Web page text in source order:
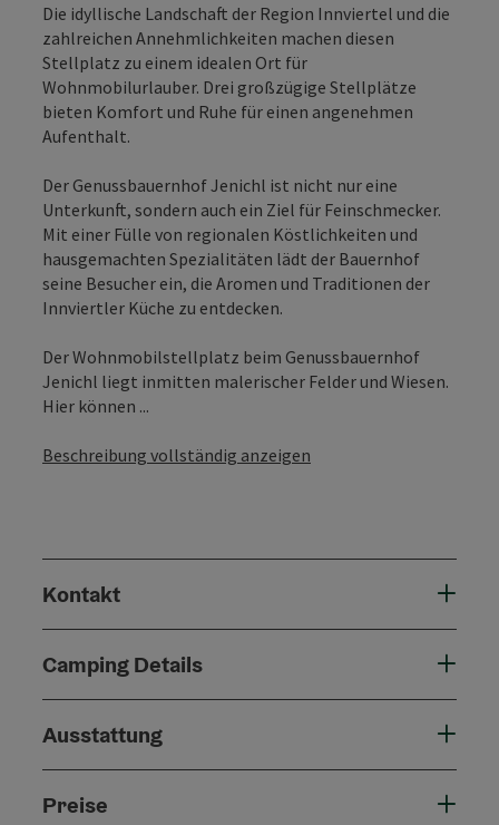
Die idyllische Landschaft der Region Innviertel und die
zahlreichen Annehmlichkeiten machen diesen
Stellplatz zu einem idealen Ort für
Wohnmobilurlauber. Drei großzügige Stellplätze
bieten Komfort und Ruhe für einen angenehmen
Aufenthalt.
Der Genussbauernhof Jenichl ist nicht nur eine
Unterkunft, sondern auch ein Ziel für Feinschmecker.
Mit einer Fülle von regionalen Köstlichkeiten und
hausgemachten Spezialitäten lädt der Bauernhof
seine Besucher ein, die Aromen und Traditionen der
Innviertler Küche zu entdecken.
Der Wohnmobilstellplatz beim Genussbauernhof
Jenichl liegt inmitten malerischer Felder und Wiesen.
Hier können ...
Beschreibung vollständig anzeigen
Kontakt
Camping Details
Ausstattung
Preise